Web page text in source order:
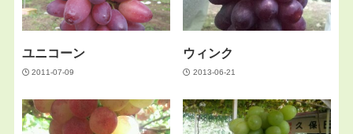
ユニコーン
2011-07-09
ウィンク
2013-06-21